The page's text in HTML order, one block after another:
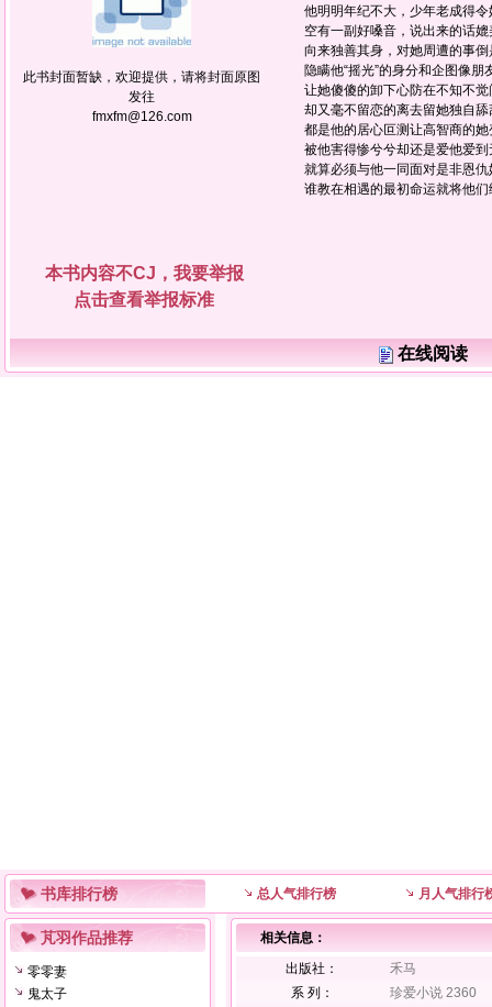
此书封面暂缺，欢迎提供，请将封面原图
发往
fmxfm@126.com
他明明年纪不大，少年老成得令
空有一副好嗓音，说出来的话媲
向来独善其身，对她周遭的事倒
隐瞒他“摇光”的身分和企图像朋
让她傻傻的卸下心防在不知不觉
却又毫不留恋的离去留她独自
都是他的居心叵测让高智商的她
被他害得惨兮兮却还是爱他爱到
就算必须与他一同面对是非恩仇
谁教在相遇的最初命运就将他们
本书内容不CJ，我要举报
点击查看举报标准
在线阅读
书库排行榜 总人气排行榜 月人气排行
芃羽作品推荐
零零妻
鬼太子
相关信息：
出版社：
禾马
系 列：
珍爱小说 2360